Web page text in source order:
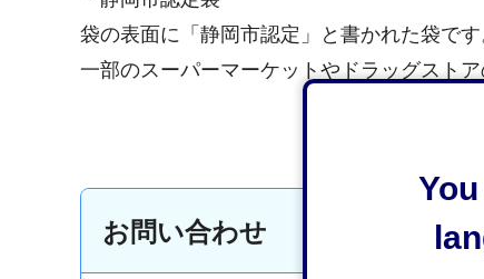
袋の表面に「静岡市認定」と書かれた袋です
一部のスーパーマーケットやドラッグスト
お問い合わせ